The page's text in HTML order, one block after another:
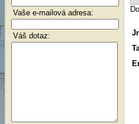
Vaše e-mailová adresa:
Váš dotaz: